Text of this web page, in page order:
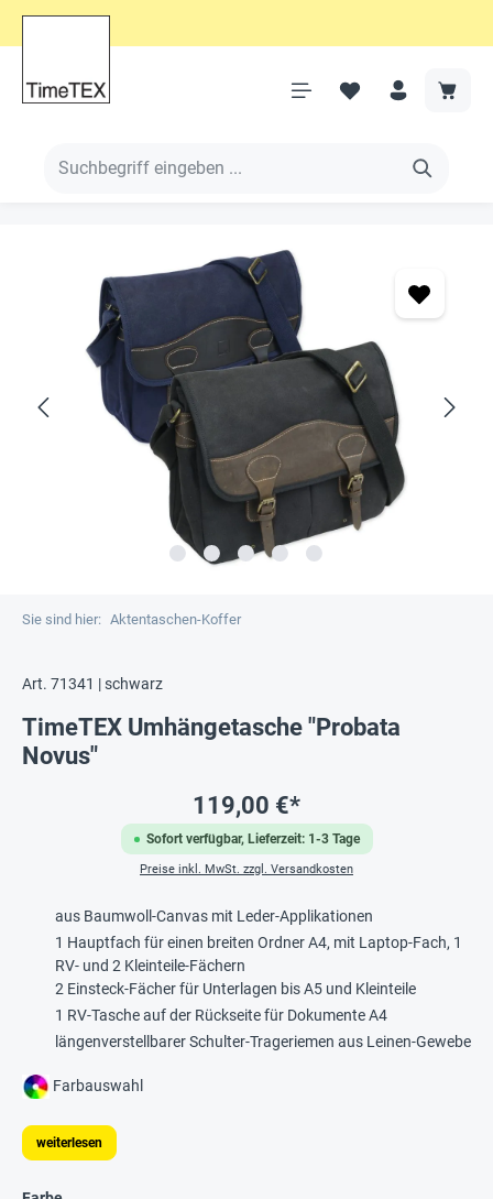
Sie sind hier: Aktentaschen-Koffer
Art. 71341 | schwarz
TimeTEX Umhängetasche "Probata
Novus"
Sofort verfügbar, Lieferzeit: 1-3 Tage
119,00 €*
Preise inkl. MwSt. zzgl. Versandkosten
aus Baumwoll-Canvas mit Leder-Applikationen
1 Hauptfach für einen breiten Ordner A4, mit Laptop-Fach, 1
RV- und 2 Kleinteile-Fächern
2 Einsteck-Fächer für Unterlagen bis A5 und Kleinteile
1 RV-Tasche auf der Rückseite für Dokumente A4
längenverstellbarer Schulter-Trageriemen aus Leinen-Gewebe
Farbauswahl
weiterlesen